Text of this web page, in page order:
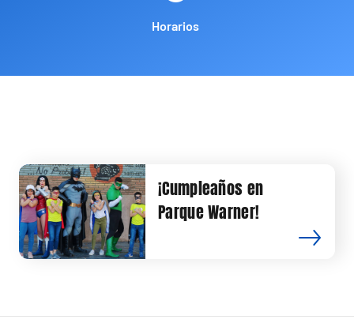
Horarios
¡Cumpleaños en
Parque Warner!